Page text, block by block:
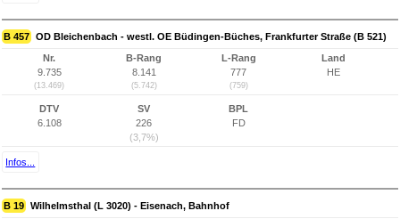
B 457 OD Bleichenbach - westl. OE Büdingen-Büches, Frankfurter Straße (B 521)
Nr.
9.735
(13.469)
B-Rang
8.141
(5.742)
L-Rang
777
(759)
Land
HE
DTV
6.108
SV
226
(3,7%)
BPL
FD
Infos...
B 19 Wilhelmsthal (L 3020) - Eisenach, Bahnhof